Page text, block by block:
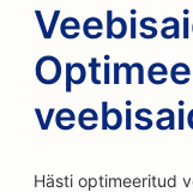
Hästi optimeeritud